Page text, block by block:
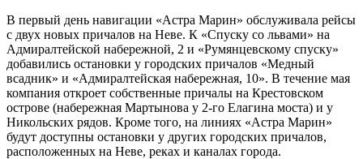
В первый день навигации «Астра Марин» обслуживала рейсы
с двух новых причалов на Неве. К «Спуску со львами» на
Адмиралтейской набережной, 2 и «Румянцевскому спуску»
добавились остановки у городских причалов «Медный
всадник» и «Адмиралтейская набережная, 10». В течение мая
компания откроет собственные причалы на Крестовском
острове (набережная Мартынова у 2-го Елагина моста) и у
Никольских рядов. Кроме того, на линиях «Астра Марин»
будут доступны остановки у других городских причалов,
расположенных на Неве, реках и каналах города.